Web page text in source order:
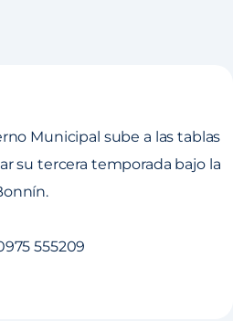
Municipal sube a las tablas
su tercera temporada bajo la
555209